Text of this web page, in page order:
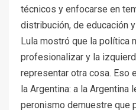
técnicos y enfocarse en
distribución, de educación
Lula mostró que la política
profesionalizar y la
representar otra cosa. Eso
la Argentina: a la Argentina
peronismo demuestre que